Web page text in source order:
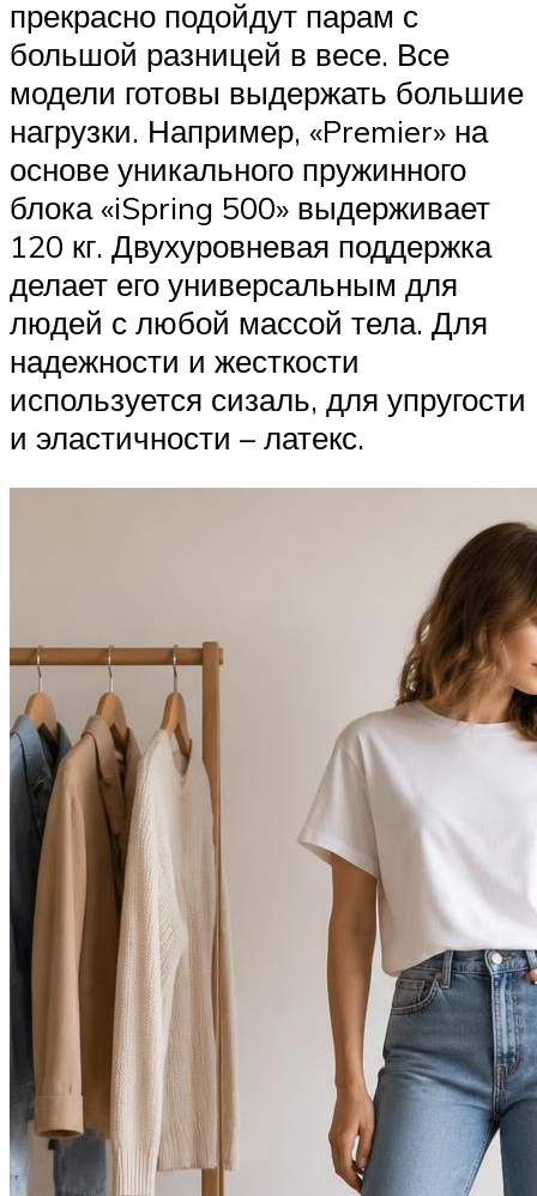
прекрасно подойдут парам с
большой разницей в весе. Все
модели готовы выдержать большие
нагрузки. Например, «Premier» на
основе уникального пружинного
блока «iSpring 500» выдерживает
120 кг. Двухуровневая поддержка
делает его универсальным для
людей с любой массой тела. Для
надежности и жесткости
используется сизаль, для упругости
и эластичности – латекс.